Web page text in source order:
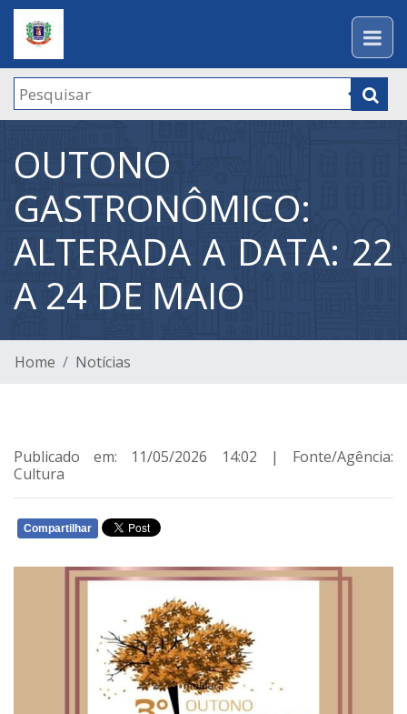
OUTONO
GASTRONÔMICO:
ALTERADA A DATA: 22
A 24 DE MAIO
Home Notícias
Publicado em: 11/05/2026 14:02 | Fonte/Agência:
Cultura
Compartilhar